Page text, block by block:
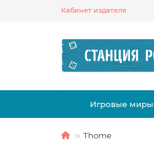
Кабинет издателя
Игровые миры
Thome